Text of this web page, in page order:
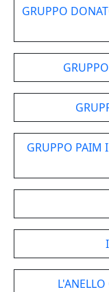
GRUPPO
GRUPPO PAIM